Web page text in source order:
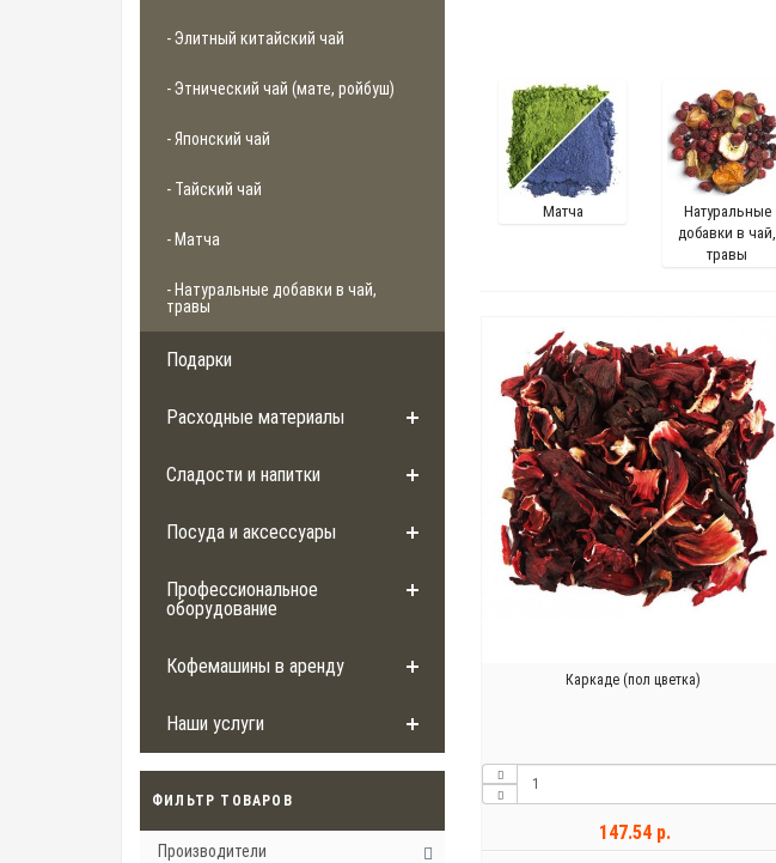
- Элитный китайский чай
- Этнический чай (мате, ройбуш)
- Японский чай
- Тайский чай
- Матча
- Натуральные добавки в чай,
травы
Подарки
Расходные материалы
Сладости и напитки
Посуда и аксессуары
Профессиональное
оборудование
Кофемашины в аренду
Наши услуги
ФИЛЬТР ТОВАРОВ
Производители
Матча
Натуральные
добавки в чай,
травы
Каркаде (пол цветка)
147.54 р.